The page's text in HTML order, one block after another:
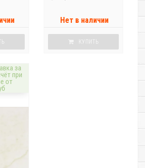
Нет в наличии
КУПИТЬ
за
при
от